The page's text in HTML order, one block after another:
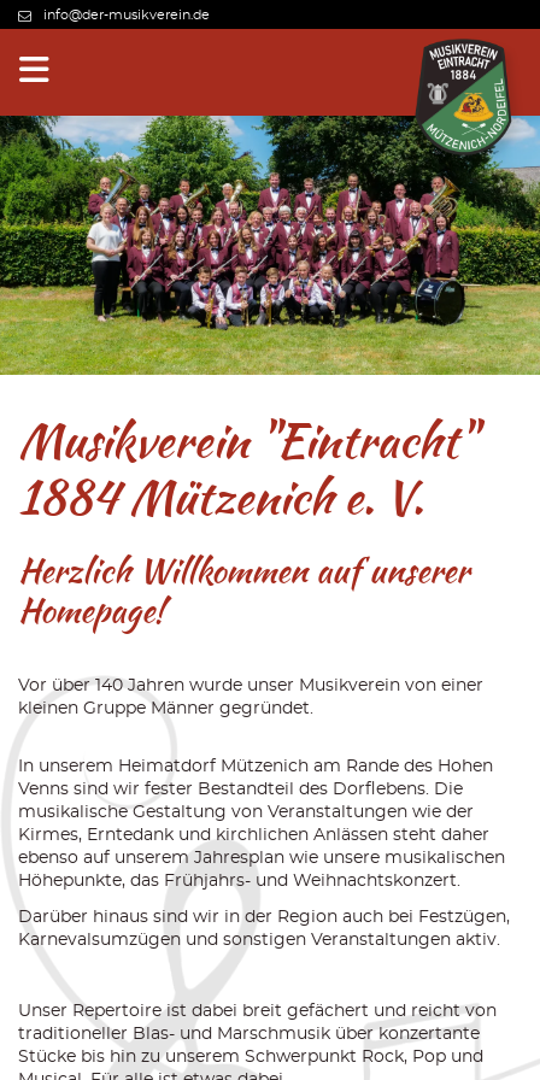
info@der-musikverein.de
Musikverein "Eintracht"
1884 Mützenich e. V.
Herzlich Willkommen auf unserer
Homepage!
Vor über 140 Jahren wurde unser Musikverein von einer
kleinen Gruppe Männer gegründet.
In unserem Heimatdorf Mützenich am Rande des Hohen
Venns sind wir fester Bestandteil des Dorflebens. Die
musikalische Gestaltung von Veranstaltungen wie der
Kirmes, Erntedank und kirchlichen Anlässen steht daher
ebenso auf unserem Jahresplan wie unsere musikalischen
Höhepunkte, das Frühjahrs- und Weihnachtskonzert.
Darüber hinaus sind wir in der Region auch bei Festzügen,
Karnevalsumzügen und sonstigen Veranstaltungen aktiv.
Unser Repertoire ist dabei breit gefächert und reicht von
traditioneller Blas- und Marschmusik über konzertante
Stücke bis hin zu unserem Schwerpunkt Rock, Pop und